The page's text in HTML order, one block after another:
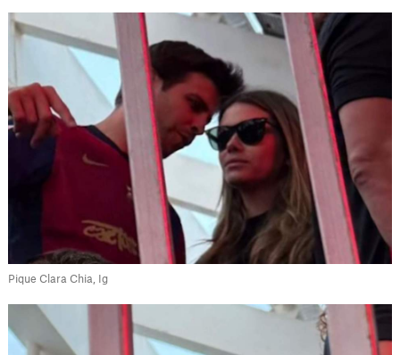
Pique Clara Chia, Ig